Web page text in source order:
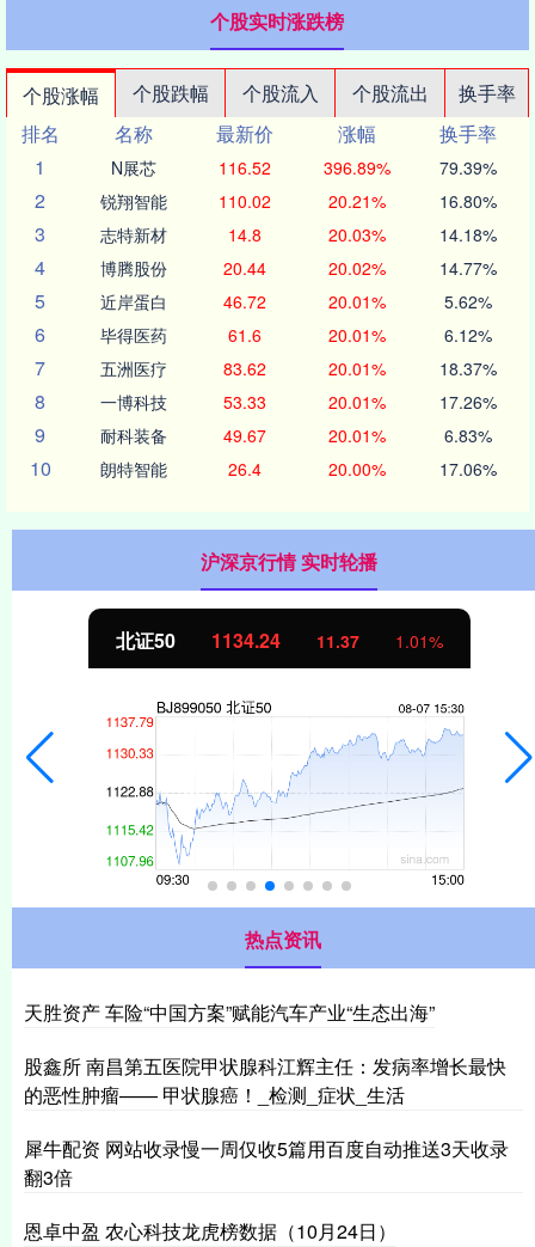
个股实时涨跌榜
个股涨幅 个股跌幅 个股流入 个股流出
换手率
排名
名称 最新价 涨幅
换手率
1
N展芯 116.52 396.89% 79.39%
2 锐翔智能 110.02 20.21% 16.80%
3 志特新材 14.8 20.03% 14.18%
4 博腾股份 20.44 20.02% 14.77%
5 近岸蛋白 46.72 20.01% 5.62%
6 毕得医药 61.6 20.01% 6.12%
7 五洲医疗 83.62 20.01% 18.37%
8 一博科技 53.33 20.01% 17.26%
9 耐科装备 49.67 20.01% 6.83%
10 朗特智能 26.4 20.00% 17.06%
沪深京行情 实时轮播
北证50 1134.24 11.37 1.01%
热点资讯
天胜资产 车险“中国方案”赋能汽车产业“生态出海”
股鑫所 南昌第五医院甲状腺科江辉主任：发病率增长最快
的恶性肿瘤—— 甲状腺癌！_检测_症状_生活
犀牛配资 网站收录慢一周仅收5篇用百度自动推送3天收录
翻3倍
恩卓中盈 农心科技龙虎榜数据（10月24日）